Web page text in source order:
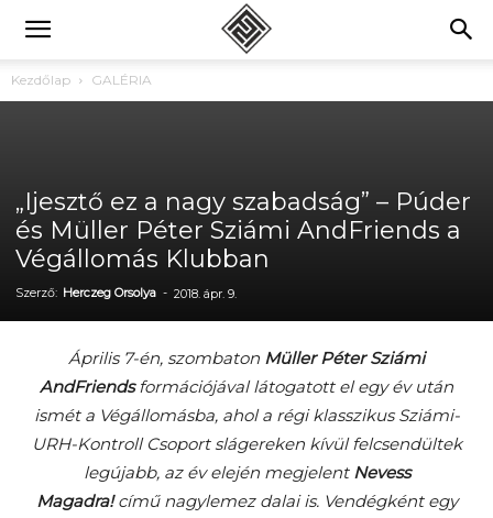
Kezdőlap GALÉRIA
„Ijesztő ez a nagy szabadság” – Púder
és Müller Péter Sziámi AndFriends a
Végállomás Klubban
Szerző: Herczeg Orsolya - 2018. ápr. 9.
Április 7-én, szombaton Müller Péter Sziámi
AndFriendsformációjával látogatott el egy év után
ismét a Végállomásba, ahol a régi klasszikus Sziámi-
URH-Kontroll Csoport slágereken kívül felcsendültek
legújabb, az év elején megjelent Nevess
Magadra!című nagylemez dalai is. Vendégként egy